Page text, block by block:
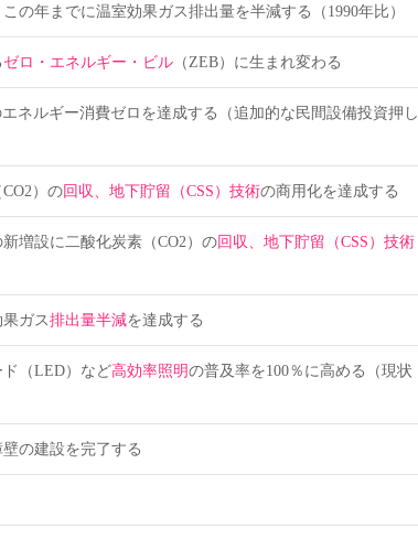
の年までに温室効果ガス排出量を半減する（1990年比）
ゼロ・エネルギー・ビル （ZEB）に生まれ変わる
ネルギー消費ゼロを達成する（追加的な民間設備投資押し
）の回収、地下貯留（CSS）技術の商用化を達成する
増設に二酸化炭素（CO2）の回収、地下貯留（CSS）技術
ガス排出量半減を達成する
（LED）など高効率照明の普及率を100％に高める（現状
の建設を完了する